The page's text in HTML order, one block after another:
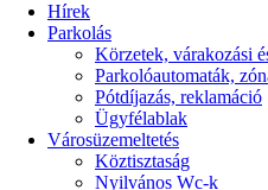
Hírek
Parkolás
Körzetek, várakozási
Parkolóautomaták,
Pótdíjazás, reklamáció
Ügyfélablak
Városüzemeltetés
Köztisztaság
Nyilvános Wc-k